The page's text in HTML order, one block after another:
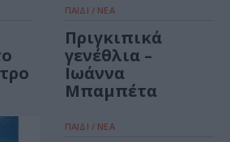
ΠΑΙΔΙ / ΝΕΑ
Πριγκιπικά
γενέθλια –
Ιωάννα
Μπαμπέτα
ΠΑΙΔΙ / ΝΕΑ